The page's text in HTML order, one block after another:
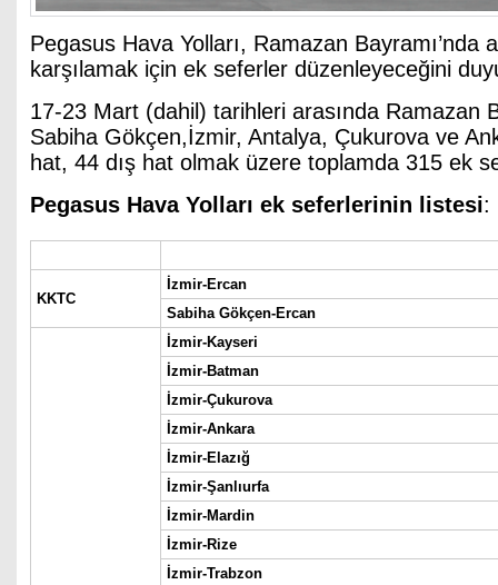
Pegasus Hava Yolları, Ramazan Bayramı’nda
karşılamak için ek seferler düzenleyeceğini
17-23 Mart (dahil) tarihleri arasında Ramazan
Sabiha Gökçen,İzmir, Antalya, Çukurova ve
hat, 44 dış hat olmak üzere toplamda 315 ek
Pegasus Hava Yolları ek seferlerinin listesi:
KKTC
İzmir-Ercan
Sabiha Gökçen-Ercan
İzmir-Kayseri
İzmir-Batman
İzmir-Çukurova
İzmir-Ankara
İzmir-Elazığ
İzmir-Şanlıurfa
İzmir-Mardin
İzmir-Rize
İzmir-Trabzon